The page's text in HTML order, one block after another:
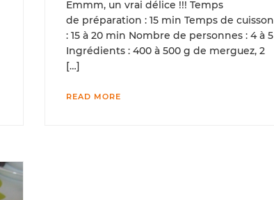
Emmm, un vrai délice !!! Temps
de préparation : 15 min Temps de cuisson
: 15 à 20 min Nombre de personnes : 4 à 5
Ingrédients : 400 à 500 g de merguez, 2
[…]
READ MORE